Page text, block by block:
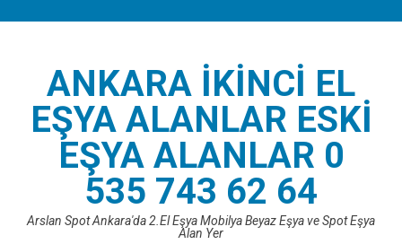
ANKARA İKINCI EL
EŞYA ALANLAR ESKI
EŞYA ALANLAR 0
535 743 62 64
Arslan Spot Ankara'da 2.El Eşya Mobilya Beyaz Eşya ve Spot Eşya
Alan Yer